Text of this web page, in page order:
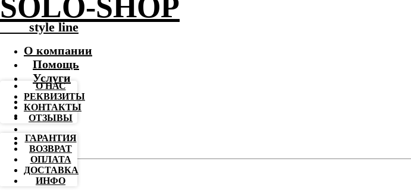
SOLO-SHOP
-------style line
О компании
Помощь
Услуги
О НАС
РЕКВИЗИТЫ
КОНТАКТЫ
ОТЗЫВЫ
ГАРАНТИЯ
ВОЗВРАТ
ОПЛАТА
ДОСТАВКА
ИНФО